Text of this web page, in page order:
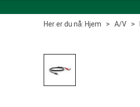
Her er du nå: Hjem > A/V >